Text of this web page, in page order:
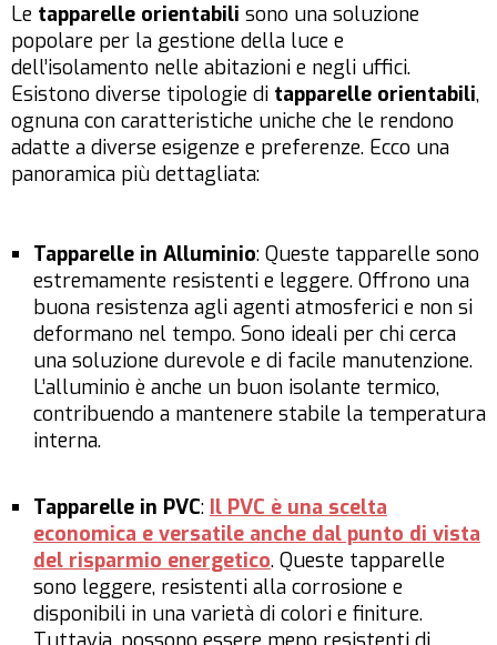
Le tapparelle orientabili sono una soluzione
popolare per la gestione della luce e
dell’isolamento nelle abitazioni e negli uffici.
Esistono diverse tipologie di tapparelle orientabili,
ognuna con caratteristiche uniche che le rendono
adatte a diverse esigenze e preferenze. Ecco una
panoramica più dettagliata:
Tapparelle in Alluminio: Queste tapparelle sono
estremamente resistenti e leggere. Offrono una
buona resistenza agli agenti atmosferici e non si
deformano nel tempo. Sono ideali per chi cerca
una soluzione durevole e di facile manutenzione.
L’alluminio è anche un buon isolante termico,
contribuendo a mantenere stabile la temperatura
interna.
Tapparelle in PVC: Il PVC è una scelta
economica e versatile anche dal punto di vista
del risparmio energetico. Queste tapparelle
sono leggere, resistenti alla corrosione e
disponibili in una varietà di colori e finiture.